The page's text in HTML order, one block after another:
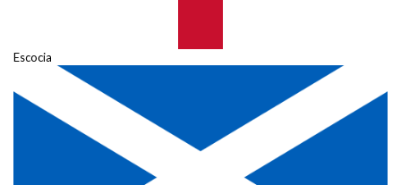
Escocia